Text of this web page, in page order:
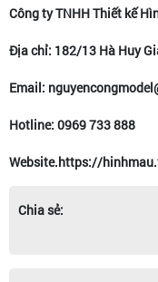
Công ty TNHH Thiết kế
Địa chỉ: 182/13 Hà Huy
Email:
Hotline: 0969 733 888
Website.https://
Chia sẻ: